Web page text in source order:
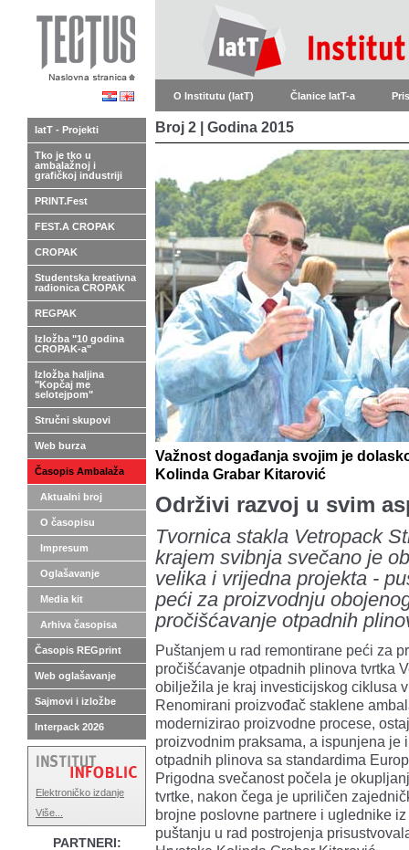
O Institutu (IatT) Članice IatT-a
Broj 2 | Godina 2015
Važnost događanja svojim je
Kolinda Grabar Kitarović
Održivi razvoj u svim
Tvornica stakla Vetropack
krajem svibnja svečano je
velika i vrijedna projekta -
peći za proizvodnju
pročišćavanje otpadnih
Puštanjem u rad remontirane peći za
pročišćavanje otpadnih plinova tvrtka
obilježila je kraj investicijskog ciklusa
Renomirani proizvođač staklene
modernizirao proizvodne procese,
proizvodnim praksama, a ispunjena
otpadnih plinova sa standardima
Prigodna svečanost počela je
tvrtke, nakon čega je upriličen
brojne poslovne partnere i uglednike
puštanju u rad postrojenja
IatT - Projekti
Tko je tko u
ambalažnoj i
grafičkoj industriji
PRINT.Fest
FEST.A CROPAK
CROPAK
Studentska kreativna
radionica CROPAK
REGPAK
Izložba "10 godina
CROPAK-a"
Izložba haljina
"Kopčaj me
selotejpom"
Stručni skupovi
Web burza
Časopis Ambalaža
Aktualni broj
O časopisu
Impresum
Oglašavanje
Media kit
Arhiva časopisa
Časopis REGprint
Web oglašavanje
Sajmovi i izložbe
Interpack 2026
Elektroničko izdanje
Više...
PARTNERI: